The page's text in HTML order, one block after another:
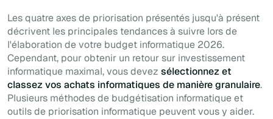
Les quatre axes de priorisation présentés jusqu'à présent
décrivent les principales tendances à suivre lors de
l'élaboration de votre budget informatique 2026.
Cependant, pour obtenir un retour sur investissement
informatique maximal, vous devez sélectionnez et
classez vos achats informatiques de manière granulaire.
Plusieurs méthodes de budgétisation informatique et
outils de priorisation informatique peuvent vous y aider.